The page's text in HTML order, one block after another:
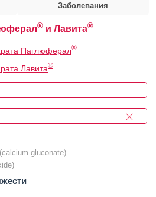
Заболевания
® и Лавита®
Паглюферал®
Лавита®
(calcium gluconate)